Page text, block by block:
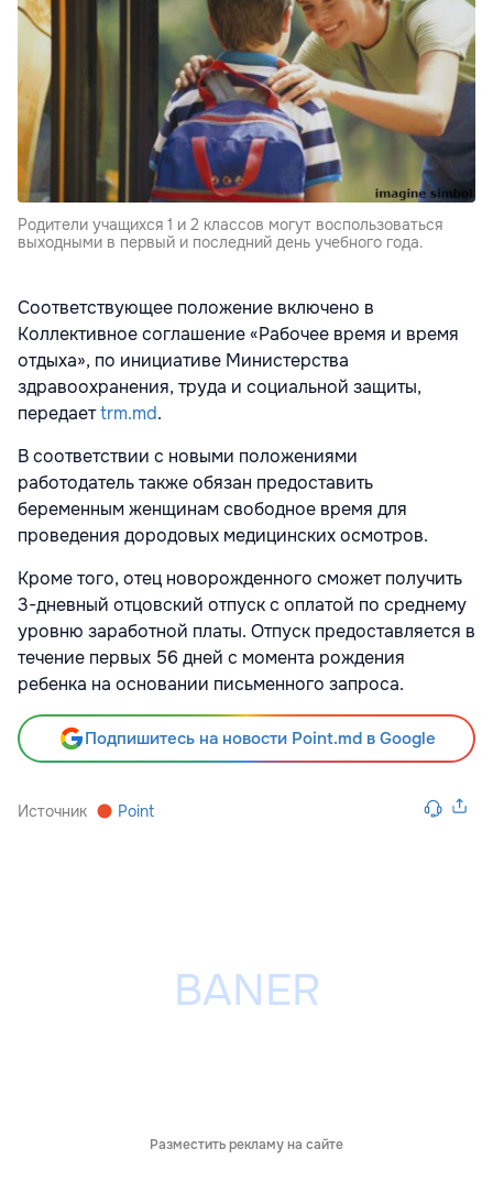
Родители учащихся 1 и 2 классов могут воспользоваться
выходными в первый и последний день учебного года.
Соответствующее положение включено в
Коллективное соглашение «Рабочее время и время
отдыха», по инициативе Министерства
здравоохранения, труда и социальной защиты,
передаетtrm.md.
В соответствии с новыми положениями
работодатель также обязан предоставить
беременным женщинам свободное время для
проведения дородовых медицинских осмотров.
Кроме того, отец новорожденного сможет получить
3-дневный отцовский отпуск с оплатой по среднему
уровню заработной платы. Отпуск предоставляется в
течение первых 56 дней с момента рождения
ребенка на основании письменного запроса.
Подпишитесь на новости Point.md в Google
Источник Point
Разместить рекламу на сайте